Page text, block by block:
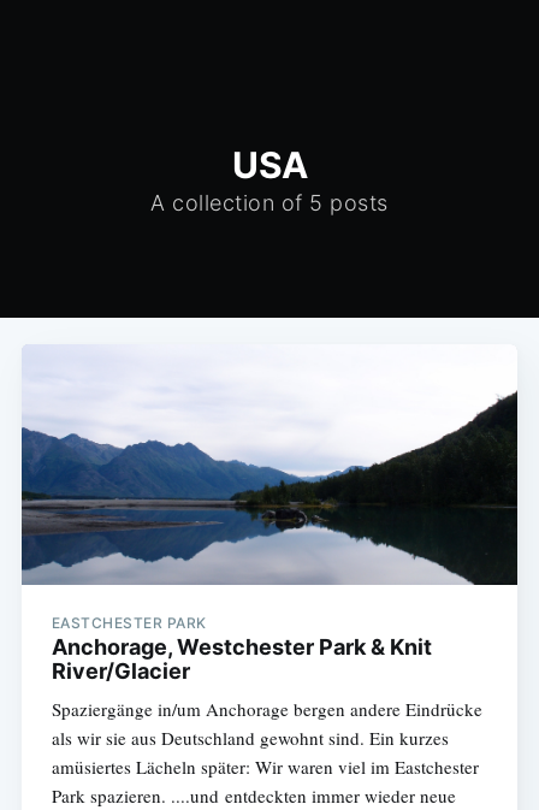
USA
A collection of 5 posts
EASTCHESTER PARK
Anchorage, Westchester Park & Knit
River/Glacier
Spaziergänge in/um Anchorage bergen andere Eindrücke
als wir sie aus Deutschland gewohnt sind. Ein kurzes
amüsiertes Lächeln später: Wir waren viel im Eastchester
Park spazieren. ....und entdeckten immer wieder neue